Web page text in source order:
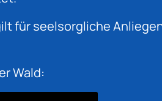
für seelsorgliche
Wald: